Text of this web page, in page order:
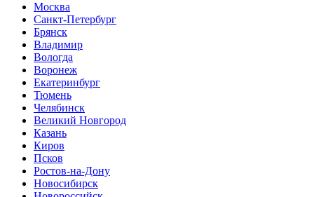
Москва
Санкт-Петербург
Брянск
Владимир
Вологда
Воронеж
Екатеринбург
Тюмень
Челябинск
Великий Новгород
Казань
Киров
Псков
Ростов-на-Дону
Новосибирск